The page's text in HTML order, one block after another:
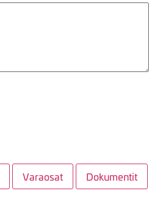
Varaosat Dokumentit